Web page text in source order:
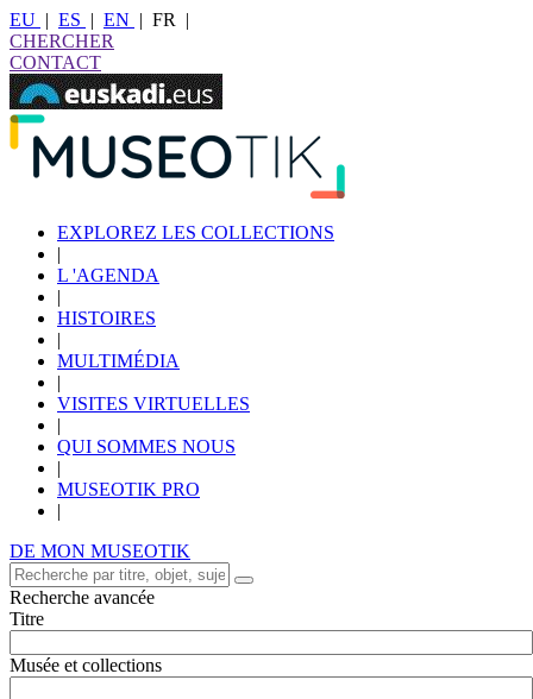
EU | ES | EN | FR
|
CHERCHER
CONTACT
EXPLOREZ LES COLLECTIONS
|
L 'AGENDA
|
HISTOIRES
|
MULTIMÉDIA
|
VISITES VIRTUELLES
|
QUI SOMMES NOUS
|
MUSEOTIK PRO
|
DE MON MUSEOTIK
Recherche avancée
Titre
Musée et collections